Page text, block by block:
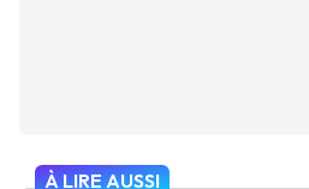
À LIRE AUSSI